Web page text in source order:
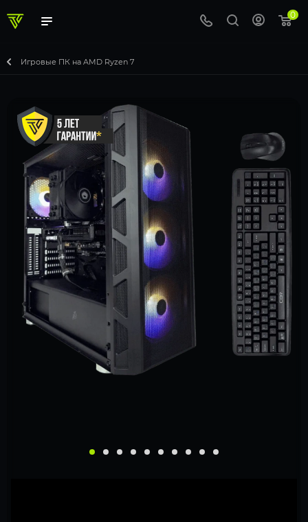
0
Игровые ПК на AMD Ryzen 7